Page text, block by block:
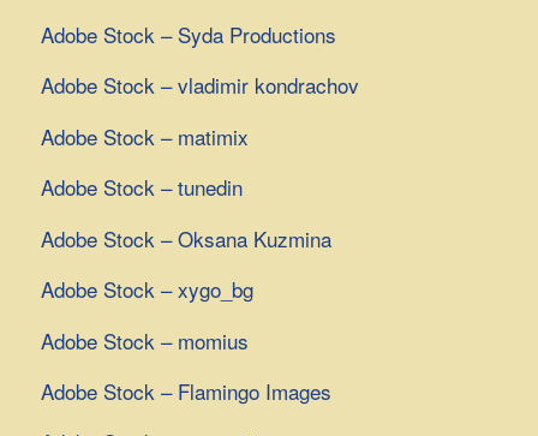
Adobe Stock – Syda Productions
Adobe Stock – vladimir kondrachov
Adobe Stock – matimix
Adobe Stock – tunedin
Adobe Stock – Oksana Kuzmina
Adobe Stock – xygo_bg
Adobe Stock – momius
Adobe Stock – Flamingo Images